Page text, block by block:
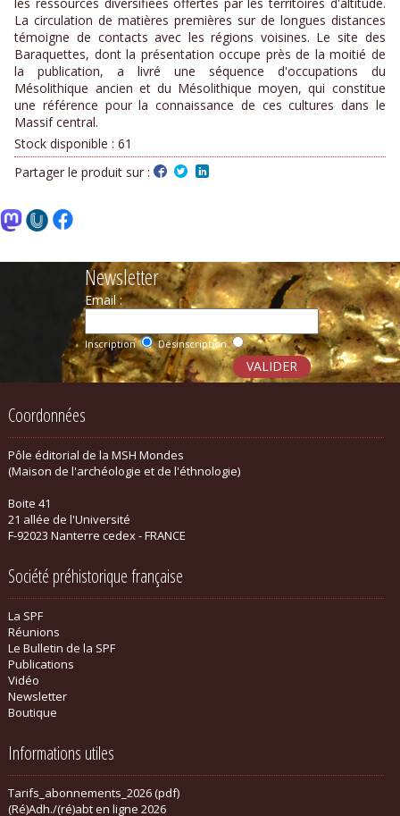
les ressources diversifiées offertes par les territoires d'altitude.
La circulation de matières premières sur de longues distances
témoigne de contacts avec les régions voisines. Le site des
Baraquettes, dont la présentation occupe près de la moitié de
la publication, a livré une séquence d'occupations du
Mésolithique ancien et du Mésolithique moyen, qui constitue
une référence pour la connaissance de ces cultures dans le
Massif central.
Stock disponible :61
Partager le produit sur :
Newsletter
Email :
Inscription Désinscription
Coordonnées
Pôle éditorial de la MSH Mondes
(Maison de l'archéologie et de l'éthnologie)
Boite 41
21 allée de l'Université
F-92023 Nanterre cedex - FRANCE
Société préhistorique française
La SPF
Réunions
Le Bulletin de la SPF
Publications
Vidéo
Newsletter
Boutique
Informations utiles
Tarifs_abonnements_2026 (pdf)
(Ré)Adh./(ré)abt en ligne 2026